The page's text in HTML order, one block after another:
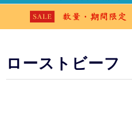
ローストビーフ